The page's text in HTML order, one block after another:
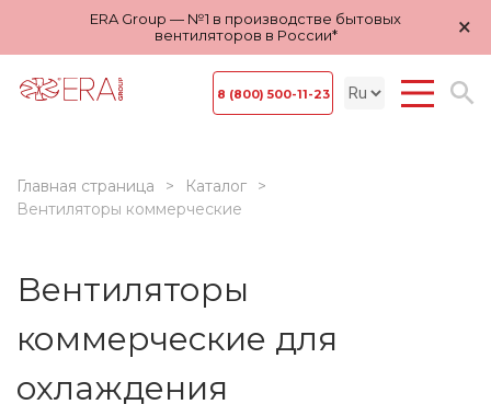
ERA Group — №1 в производстве бытовых
вентиляторов в России*
×
8 (800) 500-11-23
Главная страница
Каталог
Вентиляторы коммерческие
Вентиляторы
коммерческие для
охлаждения